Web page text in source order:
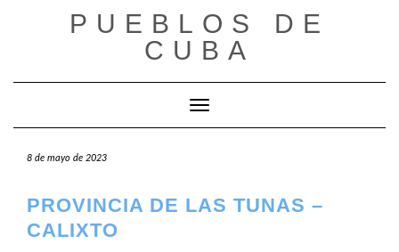
PUEBLOS DE
CUBA
Cambiar modo de navegación
8 de mayo de 2023
PROVINCIA DE LAS TUNAS –
CALIXTO